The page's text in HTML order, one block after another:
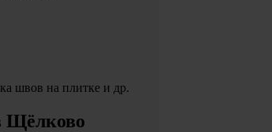
швов на плитке и др.
Щёлково